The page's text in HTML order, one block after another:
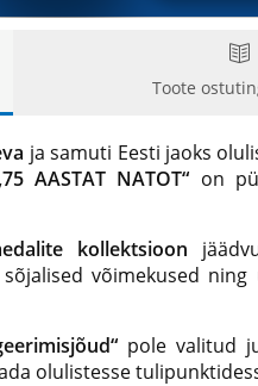
Toote
ja samuti Eesti jaoks
AASTAT NATOT“ on
kollektsioon
võimekused ning
pole valitud
olulistesse